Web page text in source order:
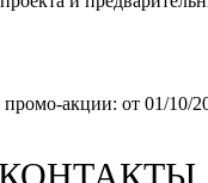
акции: от 01/10/